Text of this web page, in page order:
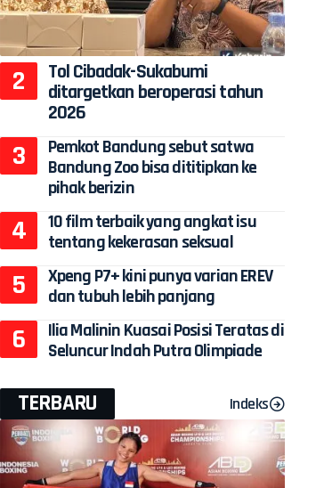
Tol Cibadak-Sukabumi
ditargetkan beroperasi tahun
2026
Pemkot Bandung sebut satwa
Bandung Zoo bisa dititipkan ke
pihak berizin
10 film terbaik yang angkat isu
tentang kekerasan seksual
Xpeng P7+ kini punya varian EREV
dan tubuh lebih panjang
Ilia Malinin Kuasai Posisi Teratas di
Seluncur Indah Putra Olimpiade
TERBARU Indeks